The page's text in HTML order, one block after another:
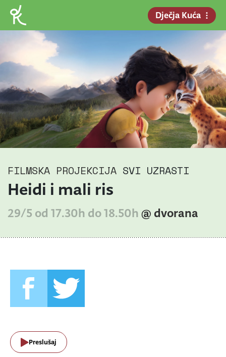
Dječja Kuća
FILMSKA PROJEKCIJA SVI UZRASTI
Heidi i mali ris
29/5 od 17.30h do 18.50h @ dvorana
Preslušaj